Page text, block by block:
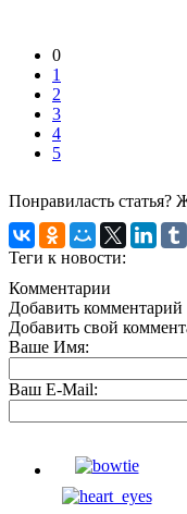
0
1
2
3
4
5
Понравиласть
Теги к новости:
Комментарии
Добавить комментарий
Добавить свой
Ваше Имя:
Ваш E-Mail: